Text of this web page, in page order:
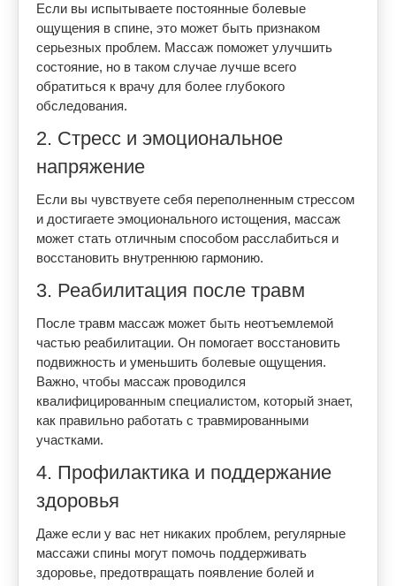
Если вы испытываете постоянные болевые
ощущения в спине, это может быть признаком
серьезных проблем. Массаж поможет улучшить
состояние, но в таком случае лучше всего
обратиться к врачу для более глубокого
обследования.
2. Стресс и эмоциональное
напряжение
Если вы чувствуете себя переполненным стрессом
и достигаете эмоционального истощения, массаж
может стать отличным способом расслабиться и
восстановить внутреннюю гармонию.
3. Реабилитация после травм
После травм массаж может быть неотъемлемой
частью реабилитации. Он помогает восстановить
подвижность и уменьшить болевые ощущения.
Важно, чтобы массаж проводился
квалифицированным специалистом, который знает,
как правильно работать с травмированными
участками.
4. Профилактика и поддержание
здоровья
Даже если у вас нет никаких проблем, регулярные
массажи спины могут помочь поддерживать
здоровье, предотвращать появление болей и